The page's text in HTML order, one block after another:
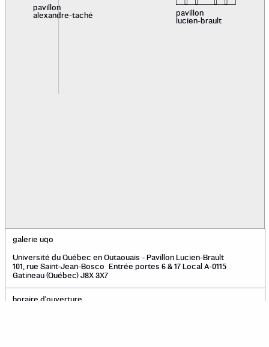
galerie uqo
Université du Québec en Outaouais - Pavillon Lucien-Brault
101, rue Saint-Jean-Bosco Entrée portes 6 & 17 Local A-0115
Gatineau (Québec) J8X 3X7
horaire d'ouverture
pavillon
lucien-brault
pavillon
alexandre-taché